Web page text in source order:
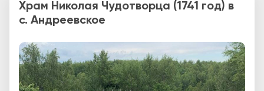
Храм Николая Чудотворца (1741 год) в
с. Андреевское